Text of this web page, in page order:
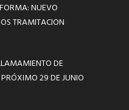
NUEVO
TRAMITACION
DE
29 DE JUNIO